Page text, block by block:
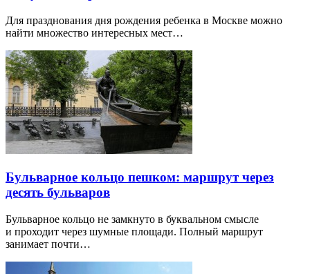
Для празднования дня рождения ребенка в Москве можно
найти множество интересных мест…
Бульварное кольцо пешком: маршрут через
десять бульваров
Бульварное кольцо не замкнуто в буквальном смысле
и проходит через шумные площади. Полный маршрут
занимает почти…